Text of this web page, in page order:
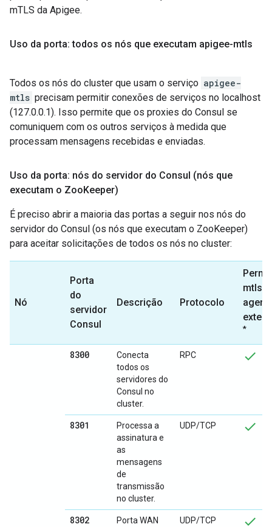
mTLS da Apigee.
Uso da porta: todos os nós que executam apigee-mtls
Todos os nós do cluster que usam o serviço apigee-
mtls precisam permitir conexões de serviços no localhost
(127.0.0.1). Isso permite que os proxies do Consul se
comuniquem com os outros serviços à medida que
processam mensagens recebidas e enviadas.
Uso da porta: nós do servidor do Consul (nós que
executam o ZooKeeper)
É preciso abrir a maioria das portas a seguir nos nós do
servidor do Consul (os nós que executam o ZooKeeper)
para aceitar solicitações de todos os nós no cluster:
Nó
Porta
do
servidor
Consul
Descrição Protocolo
mtls-
*
8300
Conecta
todos os
servidores do
Consul no
cluster.
RPC
8301
Processa a
assinatura e
as
mensagens
de
transmissão
no cluster.
UDP/TCP
8302
Porta WAN
UDP/TCP